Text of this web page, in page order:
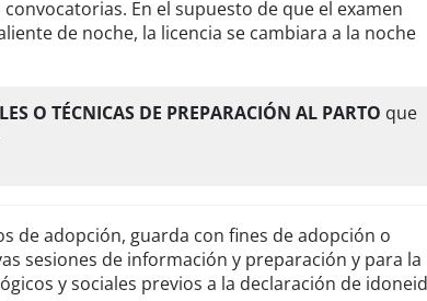
En el supuesto de que el examen
de noche, la licencia se cambiara a la noche
O TÉCNICAS DE PREPARACIÓN AL PARTO que
de adopción, guarda con fines de adopción o
sesiones de información y preparación y para la
y sociales previos a la declaración de